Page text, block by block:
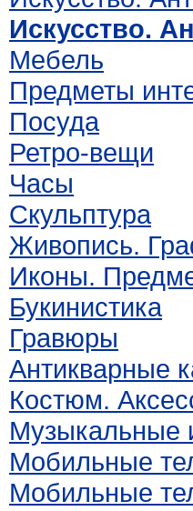
Искусство.
Мебель
Предметы
Посуда
Ретро-вещи
Часы
Скульптура
Живопись.
Иконы.
Букинистика
Гравюры
Антикварные
Костюм.
Музыкальные
Мобильные
Мобильные